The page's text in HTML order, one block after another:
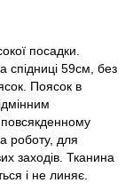
посадки.
спідниці 59см, без
Поясок в
роботу, для
заходів. Тканина
і не линяє.